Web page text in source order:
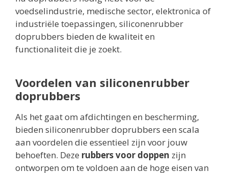
voedselindustrie, medische sector, elektronica of
industriële toepassingen, siliconenrubber
doprubbers bieden de kwaliteit en
functionaliteit die je zoekt.
Voordelen van siliconenrubber
doprubbers
Als het gaat om afdichtingen en bescherming,
bieden siliconenrubber doprubbers een scala
aan voordelen die essentieel zijn voor jouw
behoeften. Deze rubbers voor doppen zijn
ontworpen om te voldoen aan de hoge eisen van